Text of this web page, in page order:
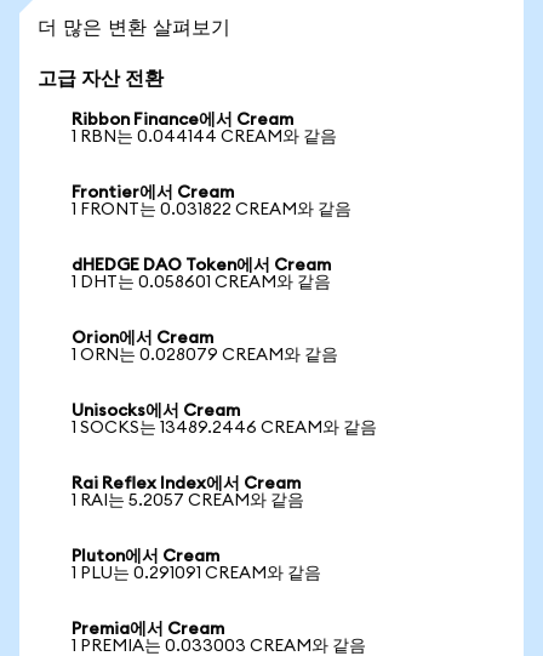
더 많은 변환 살펴보기
고급 자산 전환
Ribbon Finance에서 Cream
1 RBN는 0.044144 CREAM와 같음
Frontier에서 Cream
1 FRONT는 0.031822 CREAM와 같음
dHEDGE DAO Token에서 Cream
1 DHT는 0.058601 CREAM와 같음
Orion에서 Cream
1 ORN는 0.028079 CREAM와 같음
Unisocks에서 Cream
1 SOCKS는 13489.2446 CREAM와 같음
Rai Reflex Index에서 Cream
1 RAI는 5.2057 CREAM와 같음
Pluton에서 Cream
1 PLU는 0.291091 CREAM와 같음
Premia에서 Cream
1 PREMIA는 0.033003 CREAM와 같음